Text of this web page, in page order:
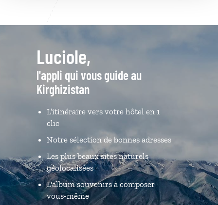
Luciole,
l'appli qui vous guide au
Kirghizistan
L’itinéraire vers votre hôtel en 1
clic
Notre sélection de bonnes adresses
Les plus beaux sites naturels
géolocalisées
L'album souvenirs à composer
vous-même